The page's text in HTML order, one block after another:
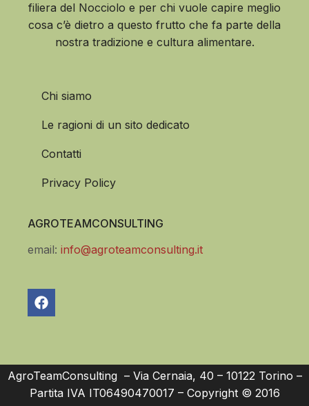
filiera del Nocciolo e per chi vuole capire meglio
cosa c’è dietro a questo frutto che fa parte della
nostra tradizione e cultura alimentare.
Chi siamo
Le ragioni di un sito dedicato
Contatti
Privacy Policy
AGROTEAMCONSULTING
email: info@agroteamconsulting.it
AgroTeamConsulting – Via Cernaia, 40 – 10122 Torino –
Partita IVA IT06490470017 – Copyright © 2016